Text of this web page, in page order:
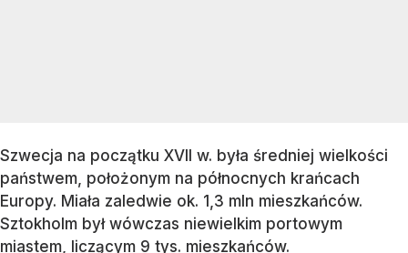
Szwecja na początku XVII w. była średniej wielkości
państwem, położonym na północnych krańcach
Europy. Miała zaledwie ok. 1,3 mln mieszkańców.
Sztokholm był wówczas niewielkim portowym
miastem, liczącym 9 tys. mieszkańców.